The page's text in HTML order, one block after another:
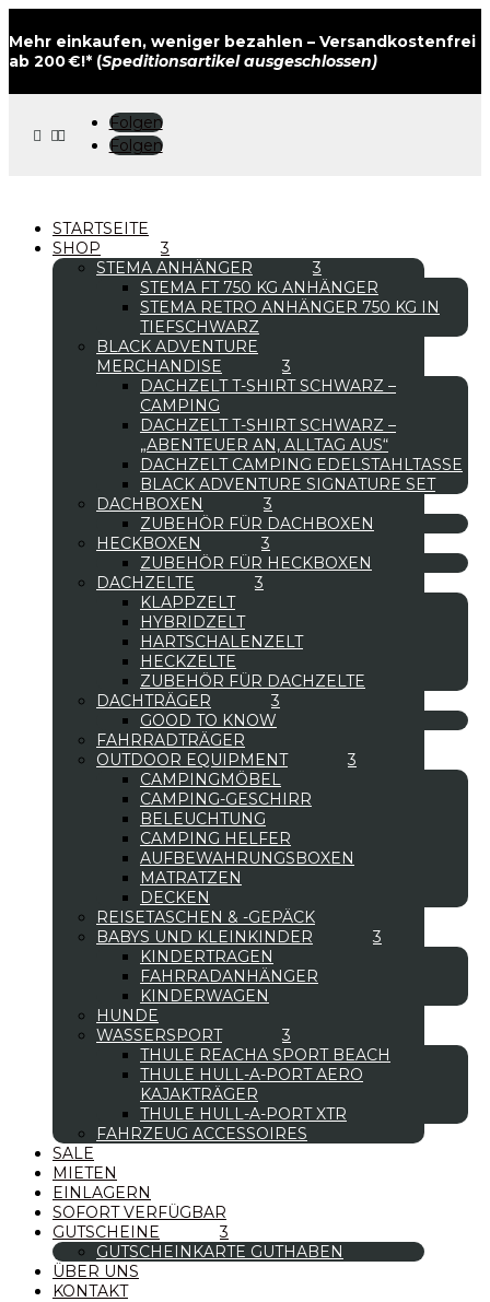
Mehr einkaufen, weniger bezahlen – Versandkostenfrei
ab 200 €!* (Speditionsartikel ausgeschlossen)
 
Folgen
Folgen
STARTSEITE
SHOP
STEMA ANHÄNGER
STEMA FT 750 KG ANHÄNGER
STEMA RETRO ANHÄNGER 750 KG IN
TIEFSCHWARZ
BLACK ADVENTURE
MERCHANDISE
DACHZELT T-SHIRT SCHWARZ –
CAMPING
DACHZELT T-SHIRT SCHWARZ –
„ABENTEUER AN, ALLTAG AUS“
DACHZELT CAMPING EDELSTAHLTASSE
BLACK ADVENTURE SIGNATURE SET
DACHBOXEN
ZUBEHÖR FÜR DACHBOXEN
HECKBOXEN
ZUBEHÖR FÜR HECKBOXEN
DACHZELTE
KLAPPZELT
HYBRIDZELT
HARTSCHALENZELT
HECKZELTE
ZUBEHÖR FÜR DACHZELTE
DACHTRÄGER
GOOD TO KNOW
FAHRRADTRÄGER
OUTDOOR EQUIPMENT
CAMPINGMÖBEL
CAMPING-GESCHIRR
BELEUCHTUNG
CAMPING HELFER
AUFBEWAHRUNGSBOXEN
MATRATZEN
DECKEN
REISETASCHEN & -GEPÄCK
BABYS UND KLEINKINDER
KINDERTRAGEN
FAHRRADANHÄNGER
KINDERWAGEN
HUNDE
WASSERSPORT
THULE REACHA SPORT BEACH
THULE HULL-A-PORT AERO
KAJAKTRÄGER
THULE HULL-A-PORT XTR
FAHRZEUG ACCESSOIRES
SALE
MIETEN
EINLAGERN
SOFORT VERFÜGBAR
GUTSCHEINE
GUTSCHEINKARTE GUTHABEN
ÜBER UNS
KONTAKT